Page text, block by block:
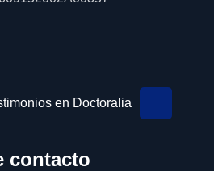
en Doctoralia
contacto